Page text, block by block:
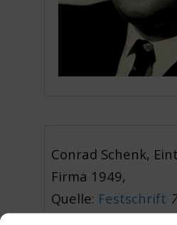
Conrad Schenk,
Firma 1949,
Quelle: Festschrift